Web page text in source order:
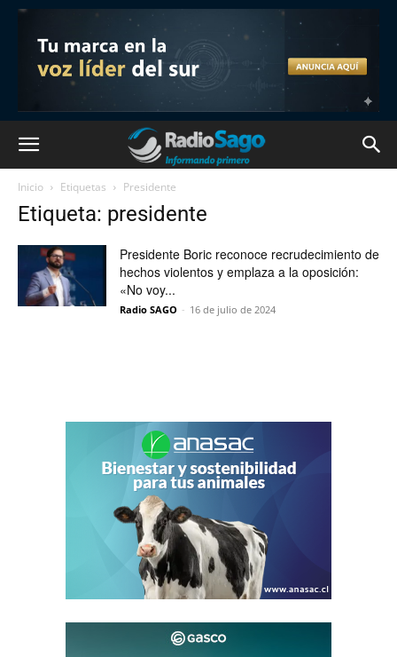
Inicio Etiquetas Presidente
Etiqueta: presidente
Presidente Boric reconoce recrudecimiento de
hechos violentos y emplaza a la oposición:
«No voy...
Radio SAGO - 16 de julio de 2024